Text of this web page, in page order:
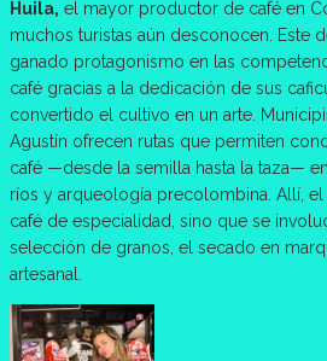
Huila, el mayor productor de café en
muchos turistas aún desconocen. Este
ganado protagonismo en las
café gracias a la dedicación de sus
convertido el cultivo en un arte.
Agustín ofrecen rutas que permiten
café —desde la semilla hasta la taza—
ríos y arqueología precolombina. Allí,
café de especialidad, sino que se
selección de granos, el secado en
artesanal.